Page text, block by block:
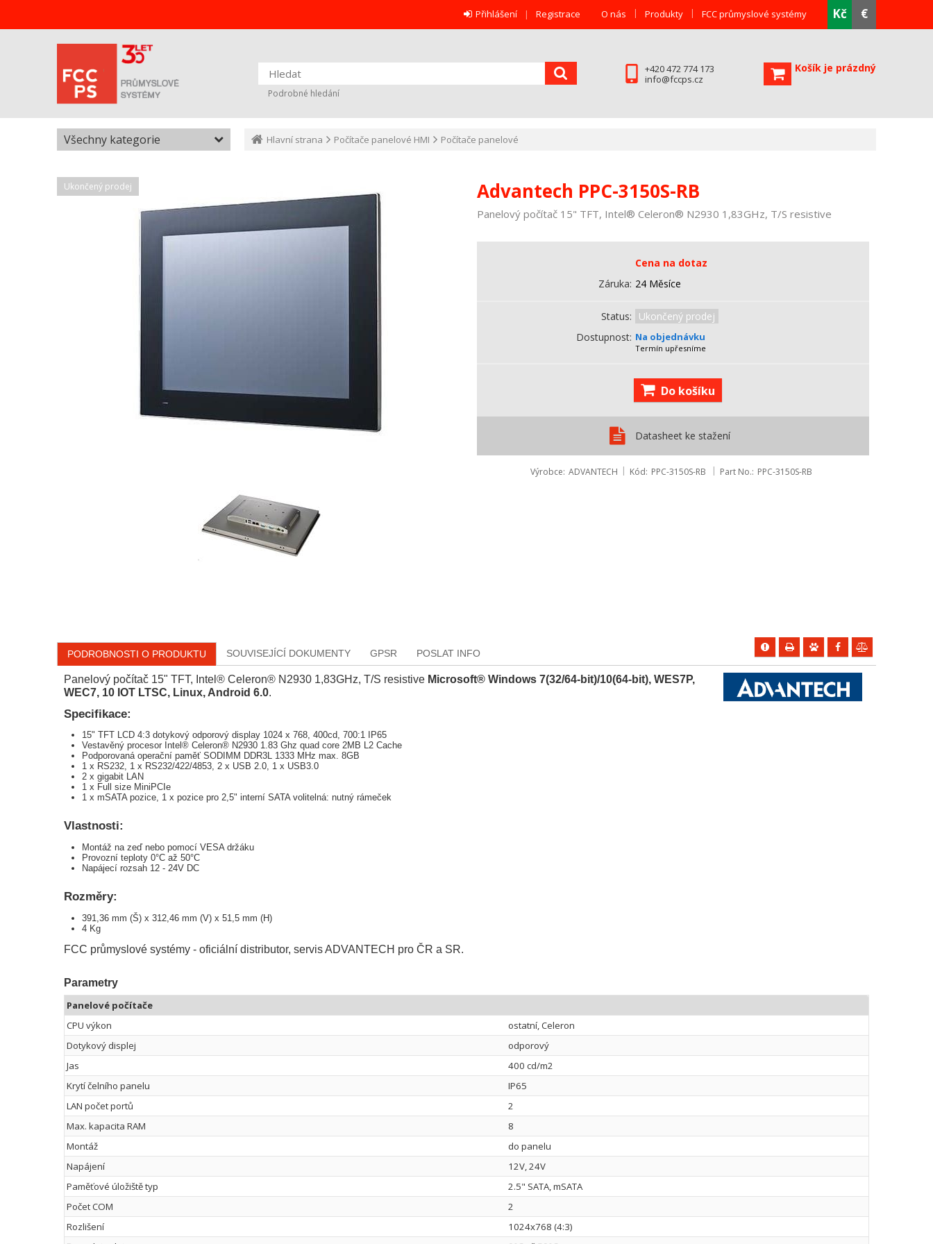
Kč €
O nás Produkty FCC průmyslové systémy
Přihlášení Registrace
Košík je prázdný
+420 472 774 173
info@fccps.cz
Podrobné hledání
Všechny kategorie Hlavní strana Počítače panelové HMI Počítače panelové
Ukončený prodej Advantech PPC-3150S-RB
Panelový počítač 15" TFT, Intel® Celeron® N2930 1,83GHz, T/S resistive
Cena na dotaz
Záruka 24 Měsíce
Status
Ukončený prodej
Dostupnost Na objednávku
Termín upřesníme
Do košíku
Datasheet ke stažení
Výrobce ADVANTECH Kód PPC-3150S-RB Part No. PPC-3150S-RB
PODROBNOSTI O PRODUKTU SOUVISEJÍCÍ DOKUMENTY GPSR POSLAT INFO
Panelový počítač 15" TFT, Intel® Celeron® N2930 1,83GHz, T/S resistive Microsoft® Windows 7(32/64-bit)/10(64-bit), WES7P,
WEC7, 10 IOT LTSC, Linux, Android 6.0.
Specifikace:
15" TFT LCD 4:3 dotykový odporový display 1024 x 768, 400cd, 700:1 IP65
Vestavěný procesor Intel® Celeron® N2930 1.83 Ghz quad core 2MB L2 Cache
Podporovaná operační paměť SODIMM DDR3L 1333 MHz max. 8GB
1 x RS232, 1 x RS232/422/4853, 2 x USB 2.0, 1 x USB3.0
2 x gigabit LAN
1 x Full size MiniPCIe
1 x mSATA pozice, 1 x pozice pro 2,5" interní SATA volitelná: nutný rámeček
Vlastnosti:
Montáž na zeď nebo pomocí VESA držáku
Provozní teploty 0°C až 50°C
Napájecí rozsah 12 - 24V DC
Rozměry:
391,36 mm (Š) x 312,46 mm (V) x 51,5 mm (H)
4 Kg
FCC průmyslové systémy - oficiální distributor, servis ADVANTECH pro ČR a SR.
Parametry
Panelové počítače
CPU výkon
ostatní, Celeron
Dotykový displej
odporový
Jas
400 cd/m2
Krytí čelního panelu
IP65
LAN počet portů
2
Max. kapacita RAM
8
Montáž
do panelu
Napájení
12V, 24V
Paměťové úložiště typ
2.5" SATA, mSATA
Počet COM
2
Rozlišení
1024x768 (4:3)